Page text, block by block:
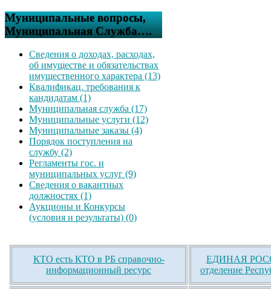
Муниципальные вопросы,
Муниципальная Служба….
Сведения о доходах, расходах,
об имуществе и обязательствах
имущественного характера (13)
Квалификац. требования к
кандидатам (1)
Муниципальная служба (17)
Муниципальные услуги (12)
Муниципальные заказы (4)
Порядок поступления на
службу (2)
Регламенты гос. и
муниципальных услуг (9)
Сведения о вакантных
должностях (1)
Аукционы и Конкурсы
(условия и результаты) (0)
КТО есть КТО в РБ справочно-
информационный ресурс
ЕДИНАЯ
отделение